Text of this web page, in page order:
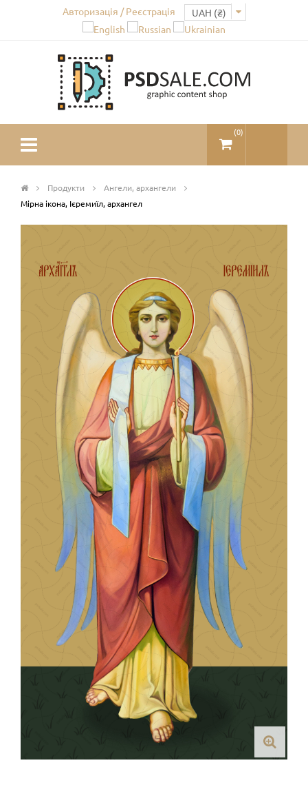
Авторизація / Реєстрація
(0)
Продукти
Ангели, архангели
Мірна ікона, Ієремиїл, архангел